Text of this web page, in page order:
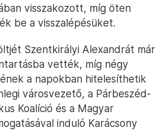
visszakozott, míg öten
be a visszalépésüket.
Szentkirályi Alexandrát már
vették, míg négy
a napokban hitelesíthetik
városvezető, a Párbeszéd-
Koalíció és a Magyar
induló Karácsony